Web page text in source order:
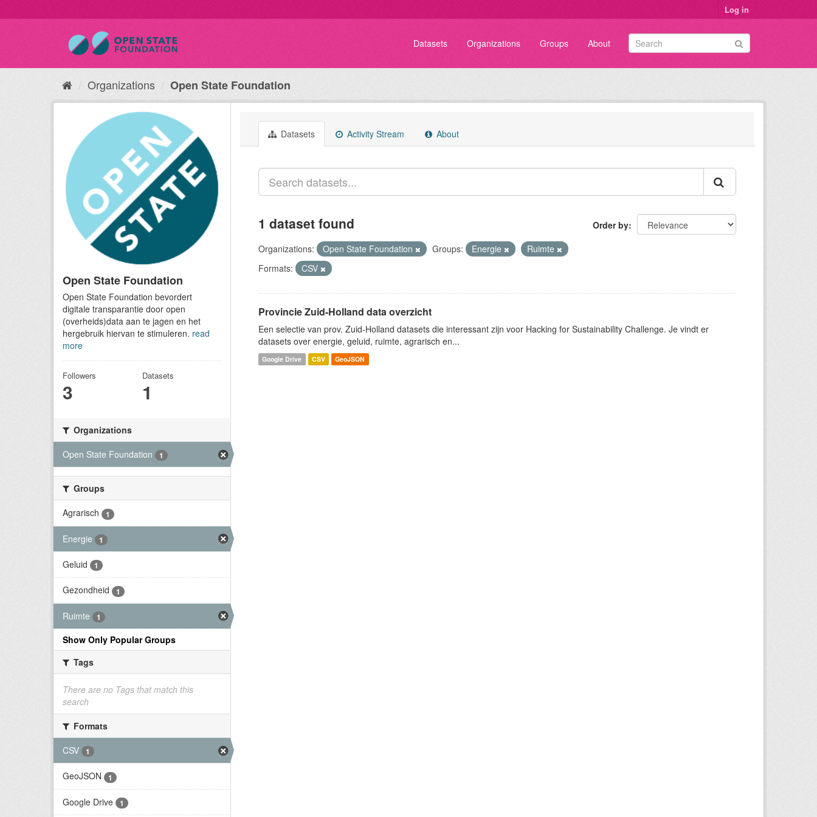
Log in
Datasets Organizations Groups About
Organizations Open State Foundation
Open State Foundation
Open State Foundation bevordert
digitale transparantie door open
(overheids)data aan te jagen en het
hergebruik hiervan te stimuleren. read
more
Followers
3
Datasets
1
Organizations
Open State Foundation
1
Groups
Agrarisch
1
Energie 1
Geluid 1
Gezondheid 1
Ruimte 1
Show Only Popular Groups
Tags
There are no Tags that match this
search
Formats
CSV
1
GeoJSON 1
Google Drive 1
Datasets Activity Stream About
Order by
1 dataset found
Organizations: Open State Foundation Groups: Energie
Ruimte
Formats:
CSV
Provincie Zuid-Holland data overzicht
Een selectie van prov. Zuid-Holland datasets die interessant zijn voor Hacking for Sustainability Challenge. Je vindt er
datasets over energie, geluid, ruimte, agrarisch en...
Google Drive CSV GeoJSON